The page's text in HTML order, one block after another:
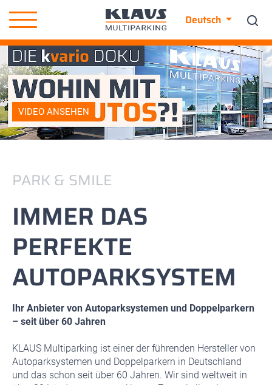
Deutsch
VIDEO ANSEHEN
PARK & SMILE
IMMER DAS
PERFEKTE
AUTOPARKSYSTEM
Ihr Anbieter von Autoparksystemen und Doppelparkern
– seit über 60 Jahren
KLAUS Multiparking ist einer der führenden Hersteller von
Autoparksystemen und Doppelparkern in Deutschland
und das schon seit über 60 Jahren. Wir sind weltweit in